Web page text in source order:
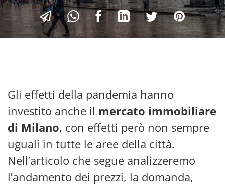
Gli effetti della pandemia hanno
investito anche il mercato immobiliare
di Milano, con effetti però non sempre
uguali in tutte le aree della città.
Nell’articolo che segue analizzeremo
l’andamento dei prezzi, la domanda,